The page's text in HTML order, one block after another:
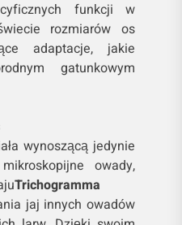
funkcji w
rozmiarów os
adaptacje, jakie
gatunkowym
wynoszącą jedynie
owady,
Trichogramma
jaj innych owadów